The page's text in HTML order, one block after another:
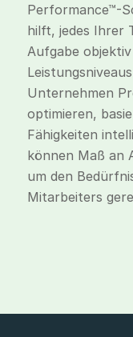
Performance™-
hilft, jedes Ihrer
Aufgabe
Unternehmen
optimieren,
Fähigkeiten
können Maß an
um den
Mitarbeiters